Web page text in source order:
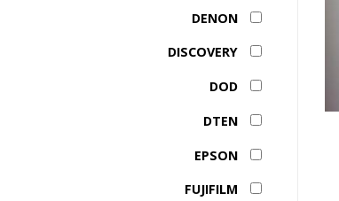
DENON
DISCOVERY
DOD
DTEN
EPSON
FUJIFILM